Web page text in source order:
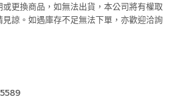
更換商品，如無法出貨，本公司將有權取
諒。如遇庫存不足無法下單，亦歡迎洽詢